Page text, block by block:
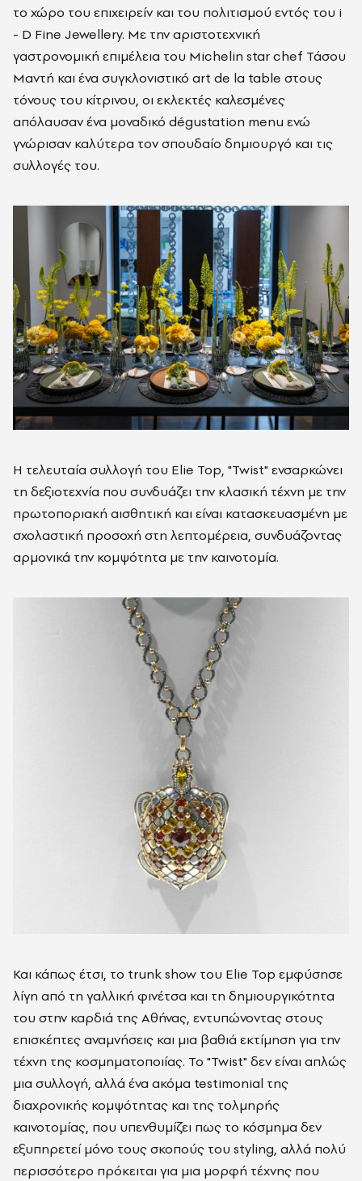
το χώρο του επιχειρείν και του πολιτισμού εντός του i
- D Fine Jewellery. Με την αριστοτεχνική
γαστρονομική επιμέλεια του Michelin star chef Τάσου
Μαντή και ένα συγκλονιστικό art de la table στους
τόνους του κίτρινου, οι εκλεκτές καλεσμένες
απόλαυσαν ένα μοναδικό dégustation menu ενώ
γνώρισαν καλύτερα τον σπουδαίο δημιουργό και τις
συλλογές του.
Η τελευταία συλλογή του Elie Top, "Twist" ενσαρκώνει
τη δεξιοτεχνία που συνδυάζει την κλασική τέχνη με την
πρωτοποριακή αισθητική και είναι κατασκευασμένη με
σχολαστική προσοχή στη λεπτομέρεια, συνδυάζοντας
αρμονικά την κομψότητα με την καινοτομία.
Και κάπως έτσι, το trunk show του Elie Top εμφύσησε
λίγη από τη γαλλική φινέτσα και τη δημιουργικότητα
του στην καρδιά της Αθήνας, εντυπώνοντας στους
επισκέπτες αναμνήσεις και μια βαθιά εκτίμηση για την
τέχνη της κοσμηματοποιίας. Το "Twist" δεν είναι απλώς
μια συλλογή, αλλά ένα ακόμα testimonial της
διαχρονικής κομψότητας και της τολμηρής
καινοτομίας, που υπενθυμίζει πως το κόσμημα δεν
εξυπηρετεί μόνο τους σκοπούς του styling, αλλά πολύ
περισσότερο πρόκειται για μια μορφή τέχνης που